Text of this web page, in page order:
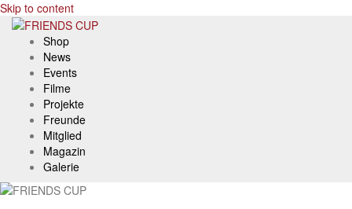
Skip to content
Shop
News
Events
Filme
Projekte
Freunde
Mitglied
Magazin
Galerie